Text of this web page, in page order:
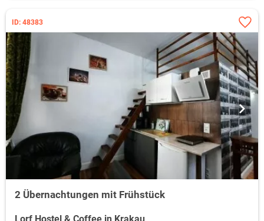
ID: 48383
2 Übernachtungen mit Frühstück